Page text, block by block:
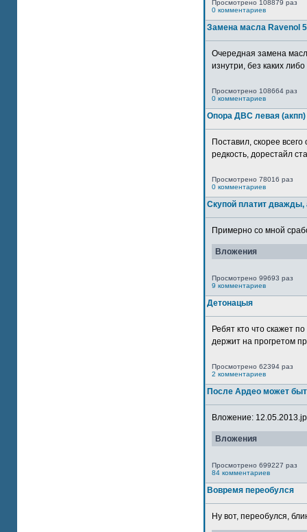
Просмотрено 108879 раз
0 комментариев
Замена масла Ravenol
Очередная замена
изнутри, без каких
Просмотрено 108664 раз
0 комментариев
Опора ДВС левая (акпп)
Поставил, скорее
редкость, дорестайл
Просмотрено 78016 раз
0 комментариев
Скупой платит
Примерно со мной
Вложения
Просмотрено 99693 раз
9 комментариев
Детонацыя
Ребят кто что скажет
держит на прогретом
Просмотрено 62394 раз
2 комментариев
После Ардео может
Вложение:
Вложения
Просмотрено 699227 раз
84 комментариев
Вовремя переобулся
Ну вот, переобулся,